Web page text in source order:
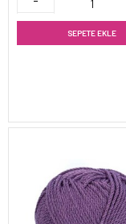
SEPETE EKLE